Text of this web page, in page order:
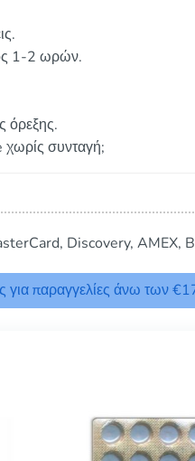
1-2 ωρών.
όρεξης.
συνταγή;
Discovery, AMEX,
για παραγγελίες άνω των